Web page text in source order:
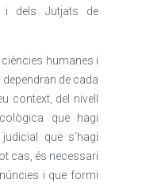
i dels Jutjats de
humanes i
de cada
context, del nivell
que hagi
que s’hagi
cas, és necessari
i que formi